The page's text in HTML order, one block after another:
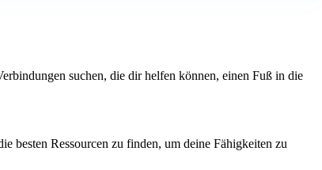
suchen, die dir helfen können, einen Fuß in die
besten Ressourcen zu finden, um deine Fähigkeiten zu